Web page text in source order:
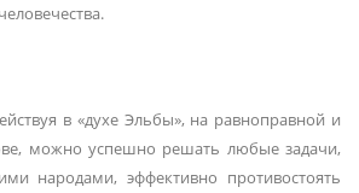
в «духе Эльбы», на равноправной и
можно успешно решать любые задачи,
народами, эффективно противостоять